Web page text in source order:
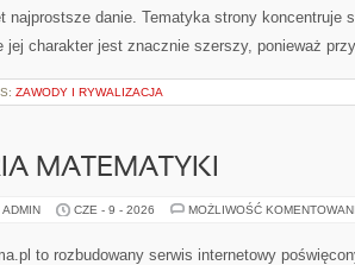
najprostsze danie. Tematyka strony koncentruje
jej charakter jest znacznie szerszy, ponieważ
ZAWODY I RYWALIZACJA
MATEMATYKI
CZE - 9 - 2026 MOŻLIWOŚĆ
to rozbudowany serwis internetowy